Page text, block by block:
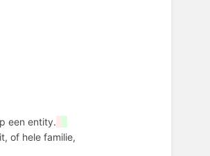
een entity.
of hele familie,